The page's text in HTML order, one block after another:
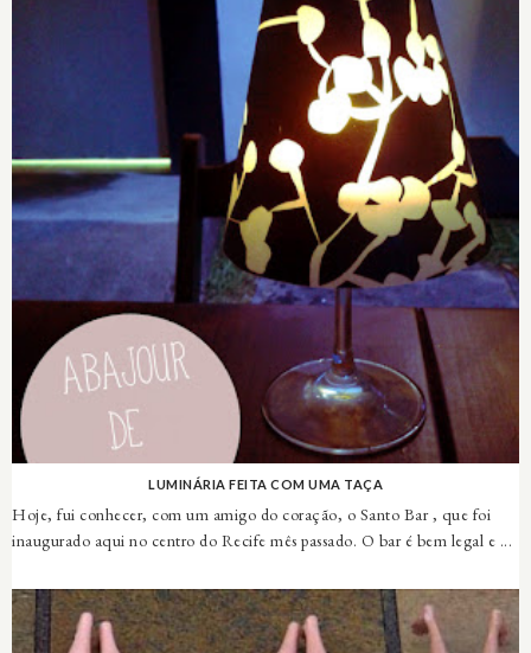
LUMINÁRIA FEITA COM UMA TAÇA
Hoje, fui conhecer, com um amigo do coração, o Santo Bar , que foi
inaugurado aqui no centro do Recife mês passado. O bar é bem legal e ...